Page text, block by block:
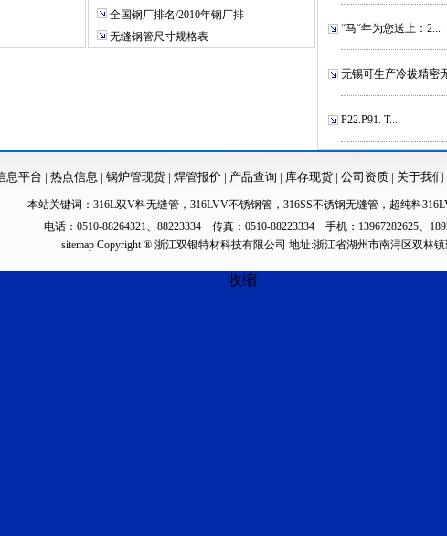
全国钢厂排名/2010年钢厂排
无缝钢管尺寸规格表
“马“年为您送上：2...
无锡可生产冷拔精密
P22.P91. T...
息平台 | 热点信息 | 锅炉管现货 | 焊管报价| 产品查询 | 库存现货 | 公司资质 | 关于我们
本站关键词： 316L双V料无缝管 ， 316LVV不锈钢管 ， 316SS不锈钢无缝管 ， 超纯料
电话：0510-88264321、88223334 传真：0510-88223334 手机：13967282625、
sitemapCopyright ® 浙江双银特材科技有限公司 地址:浙江省湖州市南浔区双林
收缩